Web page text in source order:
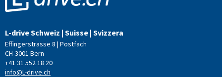
L-drive Schweiz | Suisse | Svizzera
Effingerstrasse 8 | Postfach
CH-3001 Bern
+41 31 552 18 20
info@L-drive.ch